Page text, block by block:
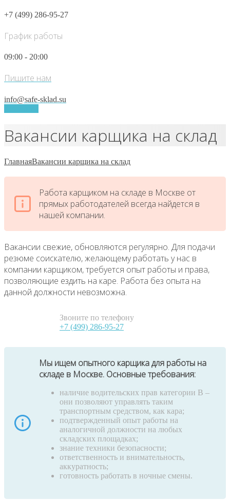
+7 (499) 286-95-27
График работы
09:00 - 20:00
Пишите нам
info@safe-sklad.su
Вакансии карщика на склад
ГлавнаяВакансии карщика на склад
Работа карщиком на складе в Москве от
прямых работодателей всегда найдется в
нашей компании.
Вакансии свежие, обновляются регулярно. Для подачи
резюме соискателю, желающему работать у нас в
компании карщиком, требуется опыт работы и права,
позволяющие ездить на каре. Работа без опыта на
данной должности невозможна.
Звоните по телефону
+7 (499) 286-95-27
Мы ищем опытного карщика для работы на
складе в Москве. Основные требования:
наличие водительских прав категории B –
они позволяют управлять таким
транспортным средством, как кара;
подтвержденный опыт работы на
аналогичной должности на любых
складских площадках;
знание техники безопасности;
ответственность и внимательность,
аккуратность;
готовность работать в ночные смены.